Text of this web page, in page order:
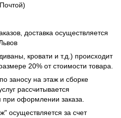
доставка осуществляется
кровати и т.д.) происходит
20% от стоимости товара.
заносу на этаж и сборке
рассчитывается
оформлении заказа.
осуществляется за счет